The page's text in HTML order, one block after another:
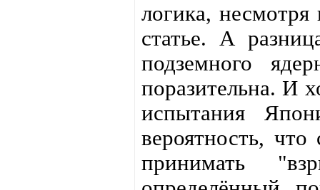
логика,
статье. А
подземного
поразительна. И
испытания
вероятность,
принимать